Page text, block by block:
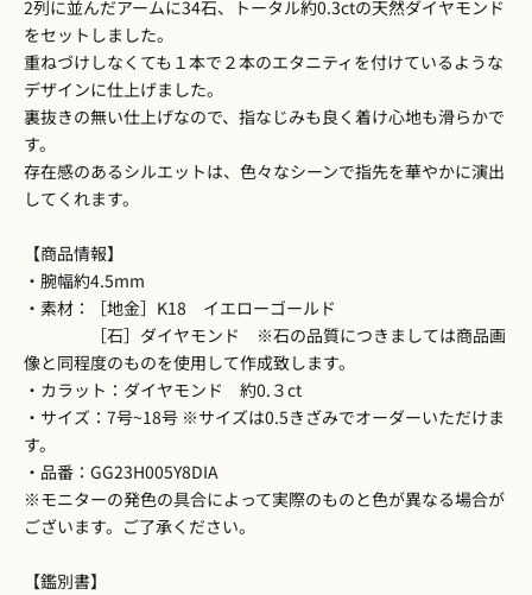
2列に並んだアームに34石、トータル約0.3ctの天然ダイヤモンド
をセットしました。
重ねづけしなくても１本で２本のエタニティを付けているような
デザインに仕上げました。
裏抜きの無い仕上げなので、指なじみも良く着け心地も滑らかで
す。
存在感のあるシルエットは、色々なシーンで指先を華やかに演出
してくれます。
【商品情報】
・腕幅約4.5mm
・素材：［地金］K18 イエローゴールド
［石］ダイヤモンド ※石の品質につきましては商品画
像と同程度のものを使用して作成致します。
・カラット：ダイヤモンド 約0.３ct
・サイズ：7号~18号 ※サイズは0.5きざみでオーダーいただけま
す。
・品番：GG23H005Y8DIA
※モニターの発色の具合によって実際のものと色が異なる場合が
ございます。ご了承ください。
【鑑別書】